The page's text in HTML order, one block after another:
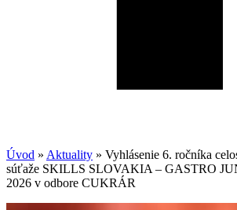
Úvod » Aktuality » Vyhlásenie 6. ročníka
súťaže SKILLS SLOVAKIA – GASTRO
2026 v odbore CUKRÁR